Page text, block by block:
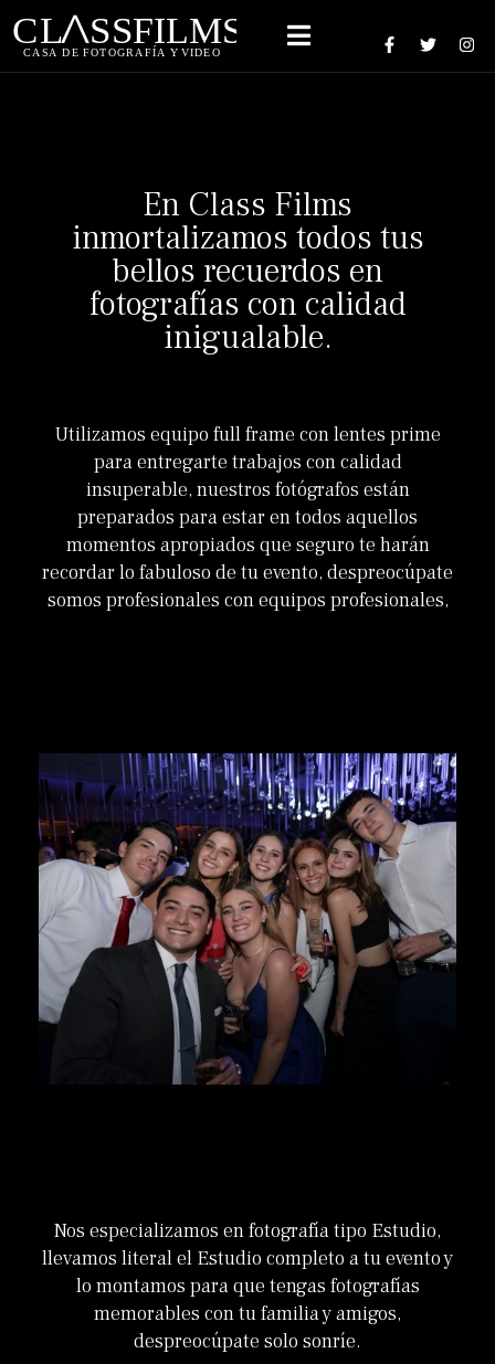
En Class Films
inmortalizamos todos tus
bellos recuerdos en
fotografías con calidad
inigualable.
Utilizamos equipo full frame con lentes prime
para entregarte trabajos con calidad
insuperable, nuestros fotógrafos están
preparados para estar en todos aquellos
momentos apropiados que seguro te harán
recordar lo fabuloso de tu evento, despreocúpate
somos profesionales con equipos profesionales,
Nos especializamos en fotografía tipo Estudio,
llevamos literal el Estudio completo a tu evento y
lo montamos para que tengas fotografías
memorables con tu familia y amigos,
despreocúpate solo sonríe.